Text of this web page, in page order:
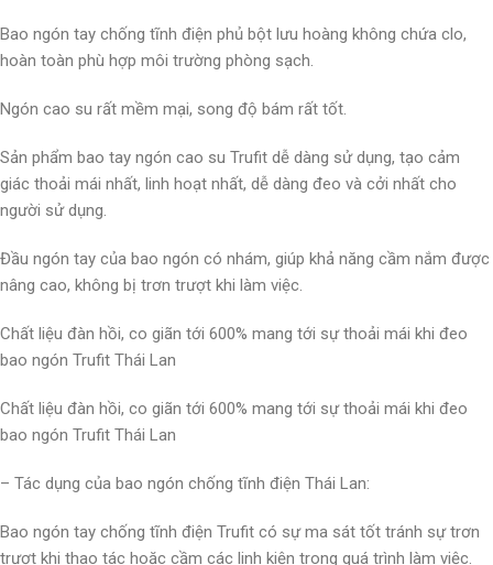
Bao ngón tay chống tĩnh điện phủ bột lưu hoàng không chứa clo,
hoàn toàn phù hợp môi trường phòng sạch.
Ngón cao su rất mềm mại, song độ bám rất tốt.
Sản phẩm bao tay ngón cao su Trufit dễ dàng sử dụng, tạo cảm
giác thoải mái nhất, linh hoạt nhất, dễ dàng đeo và cởi nhất cho
người sử dụng.
Đầu ngón tay của bao ngón có nhám, giúp khả năng cầm nắm được
nâng cao, không bị trơn trượt khi làm việc.
Chất liệu đàn hồi, co giãn tới 600% mang tới sự thoải mái khi đeo
bao ngón Trufit Thái Lan
Chất liệu đàn hồi, co giãn tới 600% mang tới sự thoải mái khi đeo
bao ngón Trufit Thái Lan
– Tác dụng của bao ngón chống tĩnh điện Thái Lan:
Bao ngón tay chống tĩnh điện Trufit có sự ma sát tốt tránh sự trơn
trượt khi thao tác hoặc cầm các linh kiện trong quá trình làm việc.